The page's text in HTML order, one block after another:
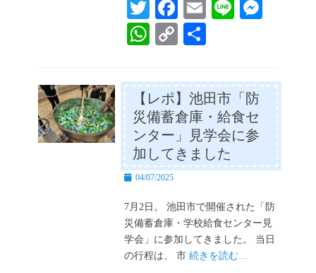
T
wi
tte
r
Fa
ce
bo
ok
E
Li
ng
er
W
ts
A
pp
C
y
Li
nk
【レポ】池田市「防
災備蓄倉庫・給食セ
ンター」見学会に参
加してきました
投
日
04/07/2025
7月2日。 池田市で開催された「防
災備蓄倉庫・学校給食センター見
学会」に参加してきました。 当日
の行程は、 市続きを読む…